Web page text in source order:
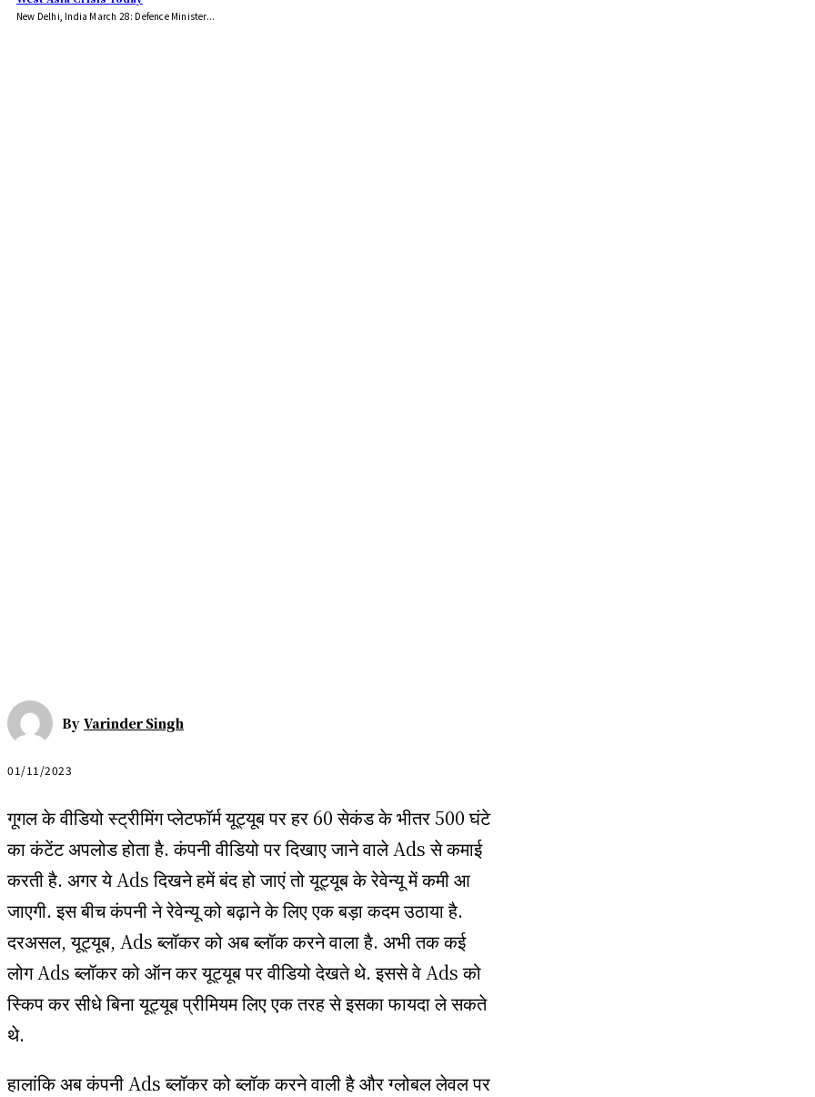
New Delhi, India March 28: Defence Minister...
By Varinder Singh
01/11/2023
गूगल के वीडियो स्ट्रीमिंग प्लेटफॉर्म यूट्यूब पर हर 60 सेकंड के भीतर 500 घंटे
का कंटेंट अपलोड होता है. कंपनी वीडियो पर दिखाए जाने वाले Ads से कमाई
करती है. अगर ये Ads दिखने हमें बंद हो जाएं तो यूट्यूब के रेवेन्यू में कमी आ
जाएगी. इस बीच कंपनी ने रेवेन्यू को बढ़ाने के लिए एक बड़ा कदम उठाया है.
दरअसल, यूट्यूब, Ads ब्लॉकर को अब ब्लॉक करने वाला है. अभी तक कई
लोग Ads ब्लॉकर को ऑन कर यूट्यूब पर वीडियो देखते थे. इससे वे Ads को
स्किप कर सीधे बिना यूट्यूब प्रीमियम लिए एक तरह से इसका फायदा ले सकते
थे.
हालांकि अब कंपनी Ads ब्लॉकर को ब्लॉक करने वाली है और ग्लोबल लेवल पर